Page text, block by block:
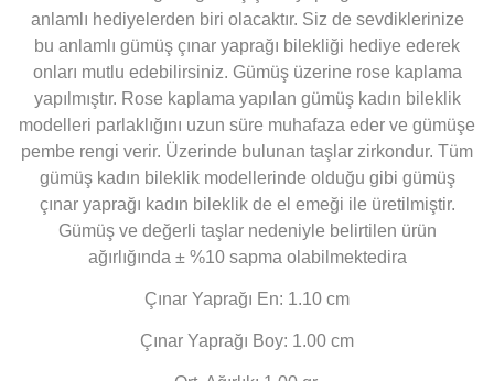
anlamlı hediyelerden biri olacaktır. Siz de sevdiklerinize
bu anlamlı gümüş çınar yaprağı bilekliği hediye ederek
onları mutlu edebilirsiniz. Gümüş üzerine rose kaplama
yapılmıştır. Rose kaplama yapılan gümüş kadın bileklik
modelleri parlaklığını uzun süre muhafaza eder ve gümüşe
pembe rengi verir. Üzerinde bulunan taşlar zirkondur. Tüm
gümüş kadın bileklik modellerinde olduğu gibi gümüş
çınar yaprağı kadın bileklik de el emeği ile üretilmiştir.
Gümüş ve değerli taşlar nedeniyle belirtilen ürün
ağırlığında ± %10 sapma olabilmektedira
Çınar Yaprağı En: 1.10 cm
Çınar Yaprağı Boy: 1.00 cm